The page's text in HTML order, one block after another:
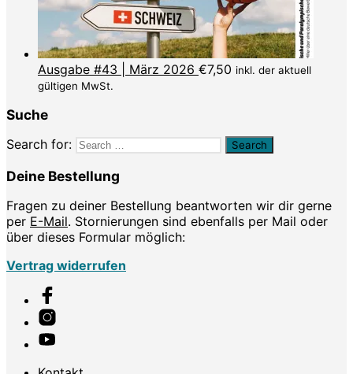
Ausgabe #43 | März 2026 €7,50 inkl. der aktuell
gültigen MwSt.
Suche
Search for:
Deine Bestellung
Fragen zu deiner Bestellung beantworten wir dir gerne
per E-Mail. Stornierungen sind ebenfalls per Mail oder
über dieses Formular möglich:
Vertrag widerrufen